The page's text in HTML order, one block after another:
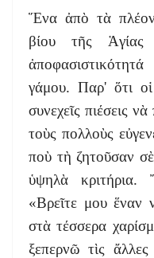
Ἕνα ἀπὸ τὰ πλέον
βίου τῆς Ἁγίας
γάμου. Παρ' ὅτι
συνεχεῖς πιέσεις
τοὺς πολλοὺς
ποὺ τὴ ζητοῦσαν σὲ
ὑψηλὰ κριτήρια.
«Βρεῖτε μου ἕναν
στὰ τέσσερα
ξεπερνῶ τὶς